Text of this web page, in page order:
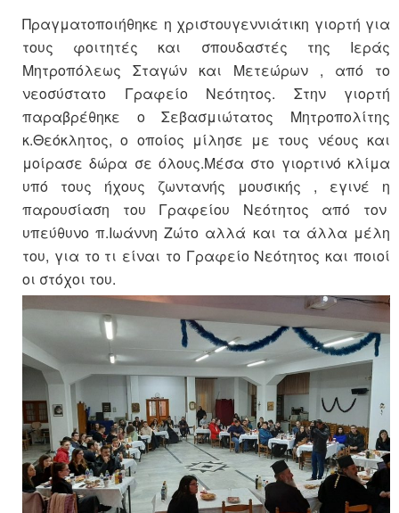
Πραγματοποιήθηκε η χριστουγεννιάτικη γιορτή για
τους φοιτητές και σπουδαστές της Ιεράς
Μητροπόλεως Σταγών και Μετεώρων , από το
νεοσύστατο Γραφείο Νεότητος. Στην γιορτή
παραβρέθηκε ο Σεβασμιώτατος Μητροπολίτης
κ.Θεόκλητος, ο οποίος μίλησε με τους νέους και
μοίρασε δώρα σε όλους.Μέσα στο γιορτινό κλίμα
υπό τους ήχους ζωντανής μουσικής , εγινέ η
παρουσίαση του Γραφείου Νεότητος από τον
υπεύθυνο π.Ιωάννη Ζώτο αλλά και τα άλλα μέλη
του, για το τι είναι το Γραφείο Νεότητος και ποιοί
οι στόχοι του.